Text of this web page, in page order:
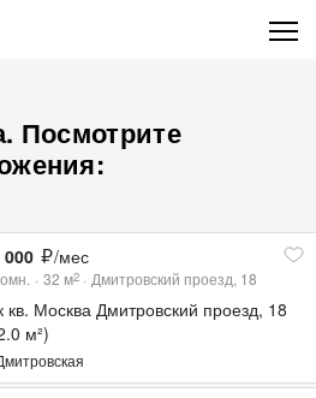
Посмотрите
000 /мес
32 м2 Дмитровский проезд, 18
кв. Москва Дмитровский проезд, 18
м²)